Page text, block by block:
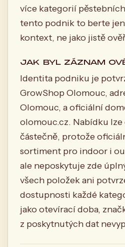
více kategorií
tento podnik to berte
kontext, ne jako jistě
JAK BYL ZÁZNAM
Identita podniku je
GrowShop Olomouc,
Olomouc, a oficiální
olomouc.cz. Nabídku
částečně, protože
sortiment pro indoor i
ale neposkytuje zde
všech položek ani
dostupnosti každé
jako otevírací doba,
z poskytnutých dat